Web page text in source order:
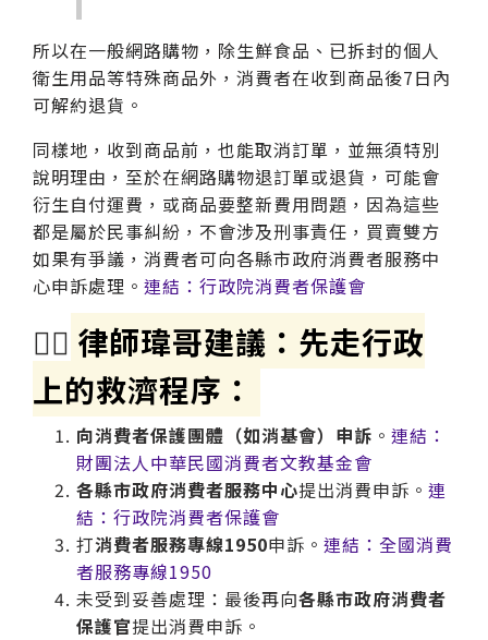
所以在一般網路購物，除生鮮食品、已拆封的個人
衛生用品等特殊商品外，消費者在收到商品後7日內
可解約退貨。
同樣地，收到商品前，也能取消訂單，並無須特別
說明理由，至於在網路購物退訂單或退貨，可能會
衍生自付運費，或商品要整新費用問題，因為這些
都是屬於民事糾紛，不會涉及刑事責任，買賣雙方
如果有爭議，消費者可向各縣市政府消費者服務中
心申訴處理。 連結：行政院消費者保護會
🧑‍⚖ 律師瑋哥建議：先走行政
上的救濟程序：
向消費者保護團體（如消基會）申訴 。 連結：
財團法人中華民國消費者文教基金會
各縣市政府消費者服務中心提出消費申訴。 連
結：行政院消費者保護會
打消費者服務專線1950申訴。 連結：全國消費
者服務專線1950
未受到妥善處理：最後再向各縣市政府消費者
保護官提出消費申訴。